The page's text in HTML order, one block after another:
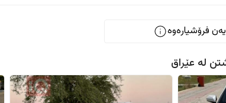
فرۆشیارەوە
لە عێراق